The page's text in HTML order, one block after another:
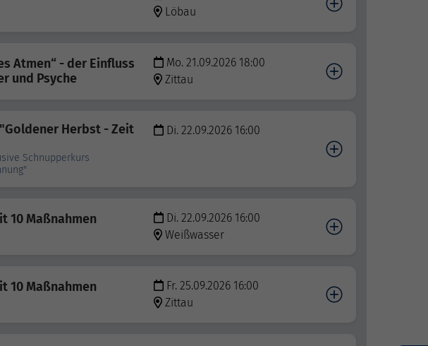
Löbau
Atmen“ - der Einfluss
und Psyche
Mo. 21.09.2026 18:00
Zittau
Herbst - Zeit
Schnupperkurs
Di. 22.09.2026 16:00
10 Maßnahmen
Di. 22.09.2026 16:00
Weißwasser
10 Maßnahmen
Fr. 25.09.2026 16:00
Zittau